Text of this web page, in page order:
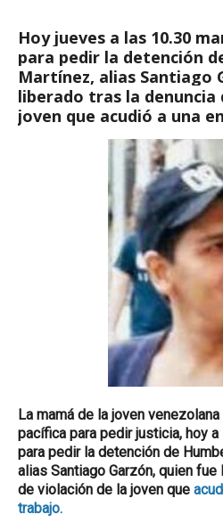
Hoy jueves a las 10.30
para pedir la detención
Martínez, alias Santiago
liberado tras la denuncia
joven que acudió a una
La mamá de la joven
pacífica para pedir justicia, hoy a
para pedir la detención de
alias Santiago Garzón, quien
de violación de la joven que
trabajo.